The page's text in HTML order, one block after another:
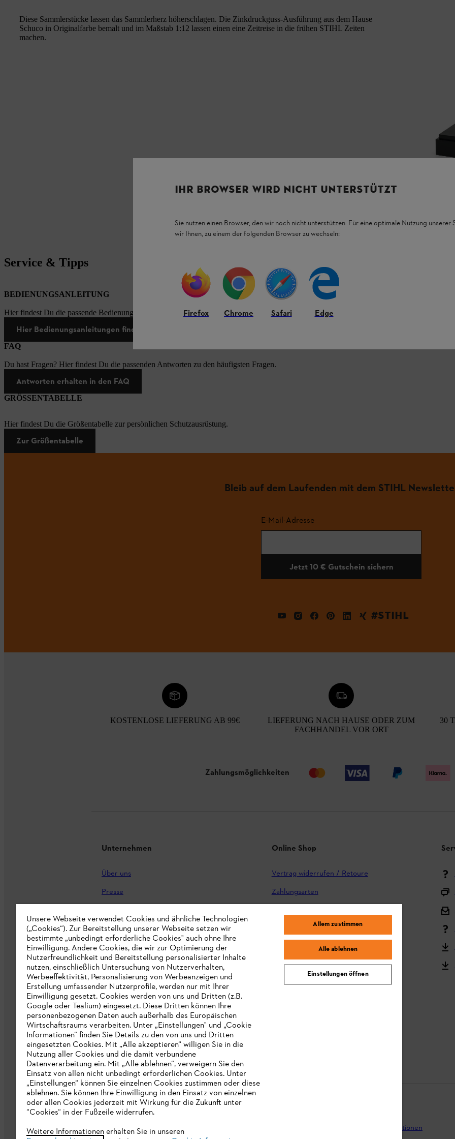
Diese Sammlerstücke lassen das Sammlerherz höherschlagen. Die Zinkdruckguss-Ausführung aus dem Hause
Schuco in Originalfarbe bemalt und im Maßstab 1:12 lassen einen eine Zeitreise in die frühen STIHL Zeiten
machen.
Service & Tipps
BEDIENUNGSANLEITUNG
Hier findest Du die passende Bedienungsanleitungen zu unseren STIHL Produkten.
Hier Bedienungsanleitungen finden
FAQ
Du hast Fragen? Hier findest Du die passenden Antworten zu den häufigsten Fragen.
Antworten erhalten in den FAQ
GRÖSSENTABELLE
Hier findest Du die Größentabelle zur persönlichen Schutzausrüstung.
Zur Größentabelle
Bleib auf dem Laufenden mit dem STIHL
E-Mail-Adresse
Jetzt 10 € Gutschein sichern
#STIHL
KOSTENLOSE LIEFERUNG AB 99€
LIEFERUNG NACH HAUSE ODER ZUM
FACHHANDEL VOR ORT
30
Zahlungsmöglichkeiten
Unternehmen
Über uns
Presse
STIHL Markenshop
Nachhaltigkeit
STIHL Hinweisgebersystem
Informationen für Lieferunternehmen
Erklärung zur Barrierefreiheit
Produktpiraterie
Fakten zu STIHL
Online Shop
Vertrag widerrufen / Retoure
Zahlungsarten
Reklamation und Garantie
STIHL Kooperationsprogramm
STIHL Bedienungsanleitungen
MY STIHL
Allgemeine Geschäftsbedingungen Rechtliche Informationen
IHR BROWSER WIRD NICHT UNTERSTÜTZT
Sie nutzen einen Browser, den wir noch nicht unterstützen. Für eine optimale Nutzung unserer
wir Ihnen, zu einem der folgenden Browser zu wechseln:
Firefox Chrome Safari Edge
Unsere Webseite verwendet Cookies und ähnliche Technologien
(„Cookies“). Zur Bereitstellung unserer Webseite setzen wir
bestimmte „unbedingt erforderliche Cookies" auch ohne Ihre
Einwilligung. Andere Cookies, die wir zur Optimierung der
Nutzerfreundlichkeit und Bereitstellung personalisierter Inhalte
nutzen, einschließlich Untersuchung von Nutzerverhalten,
Werbeeffektivität, Personalisierung von Werbeanzeigen und
Erstellung umfassender Nutzerprofile, werden nur mit Ihrer
Einwilligung gesetzt. Cookies werden von uns und Dritten (z.B.
Google oder Tealium) eingesetzt. Diese Dritten können Ihre
personenbezogenen Daten auch außerhalb des Europäischen
Wirtschaftsraums verarbeiten. Unter „Einstellungen" und „Cookie
Informationen“ finden Sie Details zu den von uns und Dritten
eingesetzten Cookies. Mit „Alle akzeptieren“ willigen Sie in die
Nutzung aller Cookies und die damit verbundene
Datenverarbeitung ein. Mit „Alle ablehnen“, verweigern Sie den
Einsatz von allen nicht unbedingt erforderlichen Cookies. Unter
„Einstellungen“ können Sie einzelnen Cookies zustimmen oder diese
ablehnen. Sie können Ihre Einwilligung in den Einsatz von einzelnen
oder allen Cookies jederzeit mit Wirkung für die Zukunft unter
“Cookies“ in der Fußzeile widerrufen.
Weitere Informationen erhalten Sie in unseren
Allem zustimmen
Alle ablehnen
Einstellungen öffnen